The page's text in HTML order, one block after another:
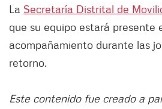
La Secretaría Distrital de
que su equipo estará presente
acompañamiento durante las
retorno.
Este contenido fue creado a